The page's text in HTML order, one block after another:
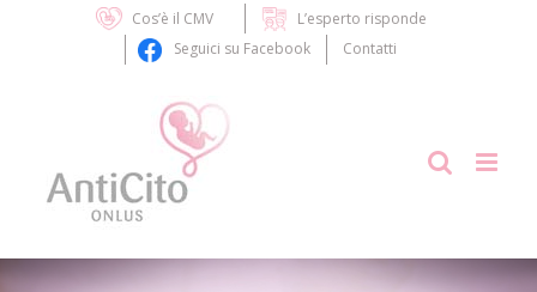
Cos’è il CMV
L’esperto risponde
Seguici su Facebook
Contatti